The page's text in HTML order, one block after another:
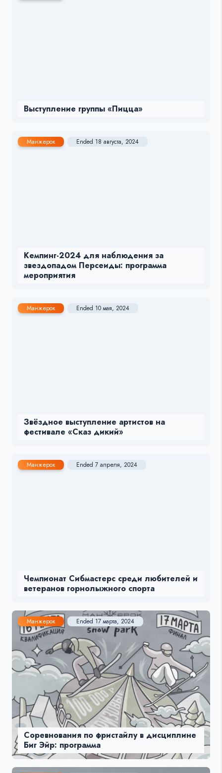
Выступление группы «Пицца»
Манжерок Ended 18 августа, 2024
Кемпинг-2024 для наблюдения за
звездопадом Персеиды: программа
мероприятия
Манжерок Ended 10 мая, 2024
Звёздное выступление артистов на
фестивале «Сказ дикий»
Манжерок Ended 7 апреля, 2024
Чемпионат Сибмастерс среди любителей и
ветеранов горнолыжного спорта
Манжерок Ended 17 марта, 2024
Соревнования по фристайлу в дисциплине
Биг Эйр: программа